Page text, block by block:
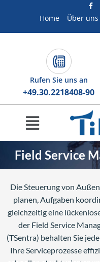
Home Über uns
Rufen Sie uns an
+49.30.2218408-90
Menü
Field Service
Die Steuerung von
planen, Aufgaben
gleichzeitig eine
der Field Service
(TSentra) behalten Sie
Ihre Serviceprozesse